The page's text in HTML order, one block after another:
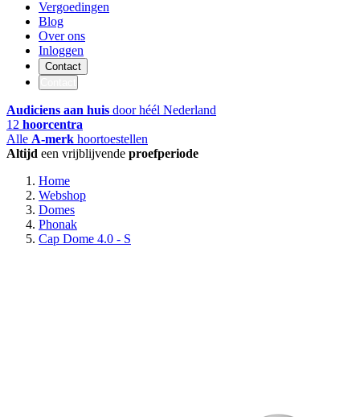
Vergoedingen
Blog
Over ons
Inloggen
Contact
Audiciens aan huis door héél Nederland
12 hoorcentra
Alle A-merk hoortoestellen
Altijd een vrijblijvende proefperiode
Home
Webshop
Domes
Phonak
Cap Dome 4.0 - S